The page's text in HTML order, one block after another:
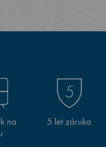
na
5 let záruka